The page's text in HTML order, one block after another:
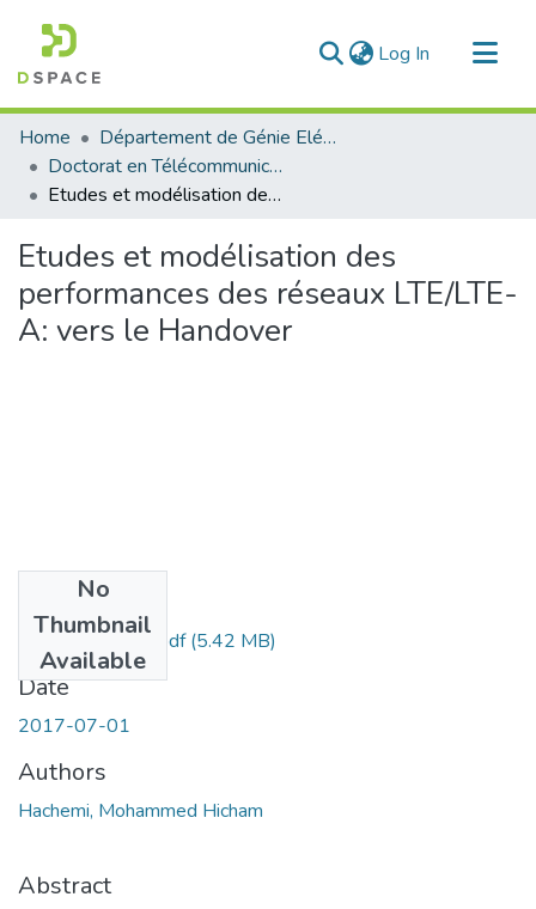
Log In (current)
Communities & Collections
All of DSpace
Statistics
Home
Département de Génie Eléctrique et Electronique
Doctorat en Télécommunication
Etudes et modélisation des performances des réseaux LTE/LTE-A: vers le Handover
Etudes et modélisation des
performances des réseaux LTE/LTE-
A: vers le Handover
No
Thumbnail
Available
Doc.Tel.Hachemi.pdf(5.42 MB)
Date
2017-07-01
Authors
Hachemi, Mohammed Hicham
Abstract